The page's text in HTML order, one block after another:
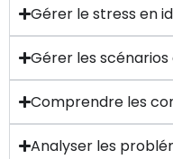
Gérer le stress en
Gérer les
Comprendre les
Analyser les